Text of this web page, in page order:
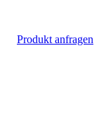
Produkt anfragen